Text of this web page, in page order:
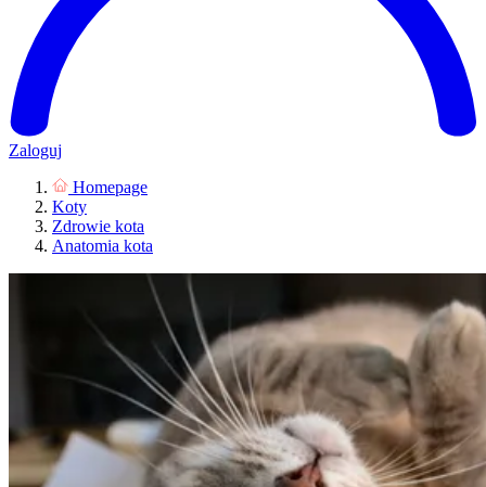
Zaloguj
Homepage
Koty
Zdrowie kota
Anatomia kota